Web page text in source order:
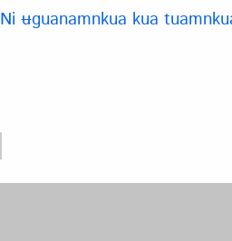
Ni ʉguanamnkua kua